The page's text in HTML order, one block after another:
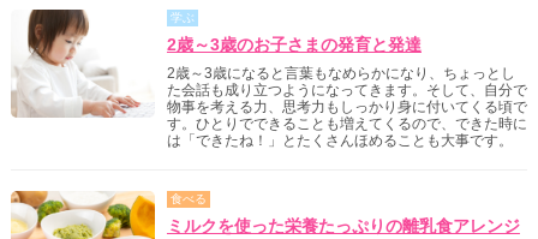
学ぶ
2歳～3歳のお子さまの発育と発達
2歳～3歳になると言葉もなめらかになり、ちょっとし
た会話も成り立つようになってきます。そして、自分で
物事を考える力、思考力もしっかり身に付いてくる頃で
す。ひとりでできることも増えてくるので、できた時に
は「できたね！」とたくさんほめることも大事です。
食べる
ミルクを使った栄養たっぷりの離乳食アレンジ